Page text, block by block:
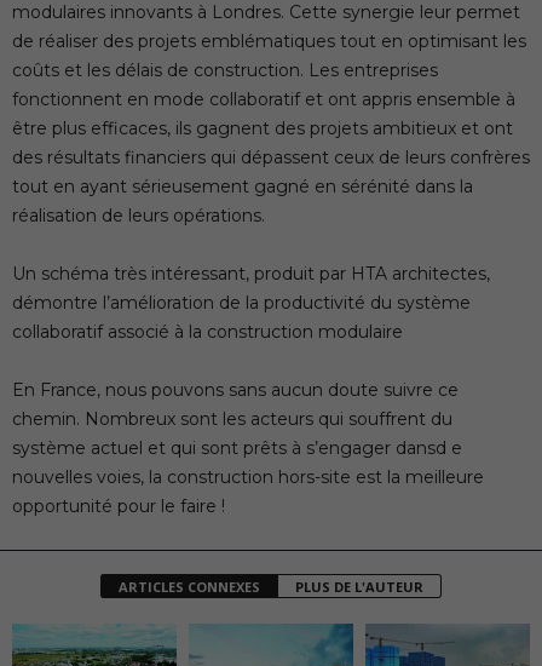
modulaires innovants à Londres. Cette synergie leur permet
de réaliser des projets emblématiques tout en optimisant les
coûts et les délais de construction. Les entreprises
fonctionnent en mode collaboratif et ont appris ensemble à
être plus efficaces, ils gagnent des projets ambitieux et ont
des résultats financiers qui dépassent ceux de leurs confrères
tout en ayant sérieusement gagné en sérénité dans la
réalisation de leurs opérations.
Un schéma très intéressant, produit par HTA architectes,
démontre l’amélioration de la productivité du système
collaboratif associé à la construction modulaire
En France, nous pouvons sans aucun doute suivre ce
chemin. Nombreux sont les acteurs qui souffrent du
système actuel et qui sont prêts à s’engager dansd e
nouvelles voies, la construction hors-site est la meilleure
opportunité pour le faire !
ARTICLES CONNEXES PLUS DE L'AUTEUR